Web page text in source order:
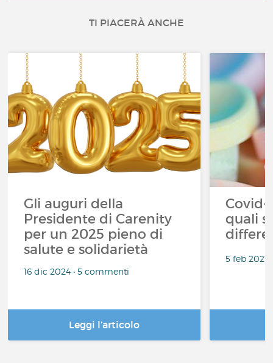
TI PIACERÀ ANCHE
Gli auguri della
Presidente di Carenity
per un 2025 pieno di
salute e solidarietà
16 dic 2024 • 5 commenti
Leggi l’articolo
Covid-
quali
5 feb 2021